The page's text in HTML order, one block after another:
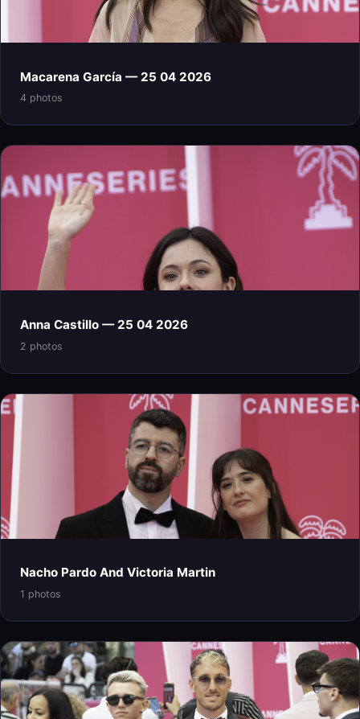
Macarena García — 25 04 2026
4 photos
Anna Castillo — 25 04 2026
2 photos
Nacho Pardo And Victoria Martin
1 photos